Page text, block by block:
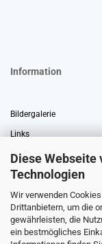
Diese Webseite
Technologien
Wir verwenden
Drittanbietern, um die
gewährleisten, die
ein bestmögliches
Information
Bildergalerie
Links
Stoffe Lexikon
Über uns
Gewerberabatt
Stoffe auf Rechnung
Information zur